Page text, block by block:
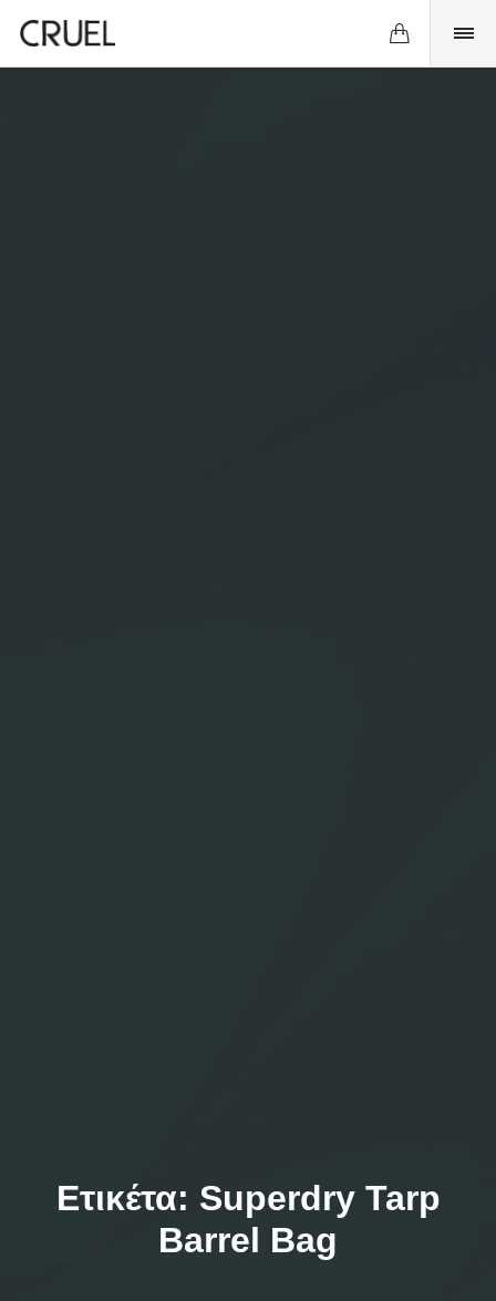
Ετικέτα: Superdry Tarp
Barrel Bag